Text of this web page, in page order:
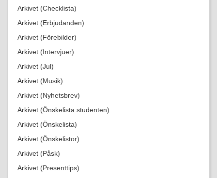
Arkivet (Checklista)
Arkivet (Erbjudanden)
Arkivet (Förebilder)
Arkivet (Intervjuer)
Arkivet (Jul)
Arkivet (Musik)
Arkivet (Nyhetsbrev)
Arkivet (Önskelista studenten)
Arkivet (Önskelista)
Arkivet (Önskelistor)
Arkivet (Påsk)
Arkivet (Presenttips)